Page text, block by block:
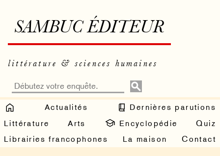
SAMBUC ÉDITEUR
littérature & sciences humaines
Actualités
Dernières parutions
Littérature
Arts Encyclopédie
Quiz
Librairies francophones
La maison Contact